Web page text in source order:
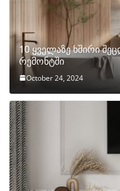
10 ყველაზე ხშირი
რემონტში
October 24, 2024